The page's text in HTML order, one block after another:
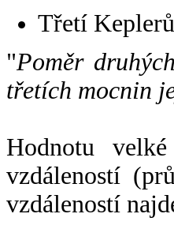
Třetí
"Poměr
třetích mocnin
Hodnotu
vzdáleností
vzdáleností